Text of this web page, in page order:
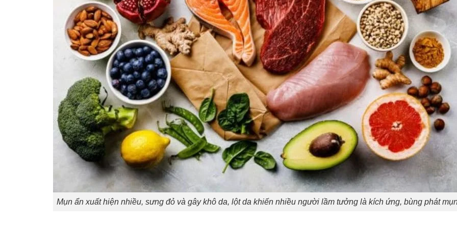
Mụn ẩn xuất hiện nhiều, sưng đỏ và gây khô da, lột da khiến nhiều người lầm tưởng là kích ứng, bùng phát